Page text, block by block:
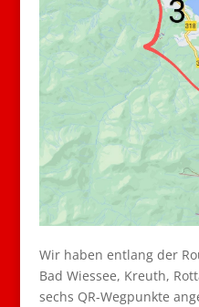
Wir haben entlang der
Bad Wiessee, Kreuth,
sechs QR-Wegpunkte